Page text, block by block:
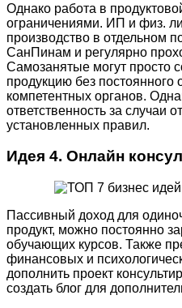
Однако работа в
ограничениями. ИП и физ.
производство в отдельном
СанПинам и регулярно
Самозанятые могут просто
продукцию без постоянного
компетентных органов.
ответственность за случаи
установленных правил.
Идея 4. Онлайн
Пассивный доход для
продукт, можно постоянно
обучающих курсов. Также
финансовых и
дополнить проект
создать блог для